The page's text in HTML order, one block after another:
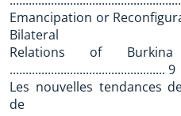
Emancipation or
Bilateral
Relations of
................................................. 9
Les nouvelles tendances
de